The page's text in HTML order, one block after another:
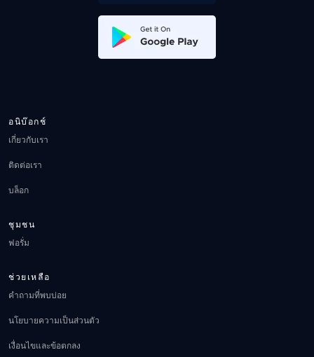
อนิบ๊อกช์
เกี่ยวกับเรา
ติดต่อเรา
บล็อก
ชุมชน
ฟอรั่ม
ช่วยเหลือ
คำถามที่พบบ่อย
นโยบายความเป็นส่วนตัว
เงื่อนไขและข้อตกลง